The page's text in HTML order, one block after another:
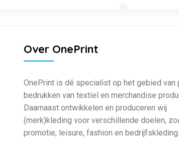
Over OnePrint
OnePrint is dé specialist op het gebied van
bedrukken van textiel en merchandise
Daarnaast ontwikkelen en produceren wij
(merk)kleding voor verschillende doelen,
promotie, leisure, fashion en bedrijfskleding.